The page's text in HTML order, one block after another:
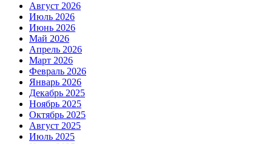
Август 2026
Июль 2026
Июнь 2026
Май 2026
Апрель 2026
Март 2026
Февраль 2026
Январь 2026
Декабрь 2025
Ноябрь 2025
Октябрь 2025
Август 2025
Июль 2025